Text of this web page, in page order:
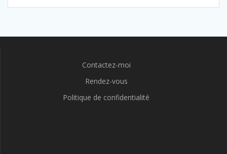
Contactez-moi
Rendez-vous
Politique de confidentialité